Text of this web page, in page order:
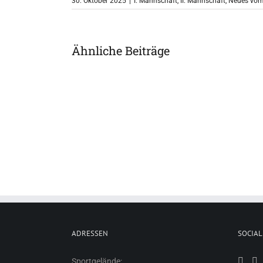
Ähnliche Beiträge
ADRESSEN
Sportgelände: